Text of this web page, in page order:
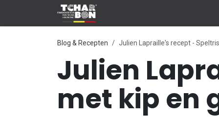
Overslaan naar inhoud
Blog & Recepten Julien Lapraille's recept -
Julien
met kip en